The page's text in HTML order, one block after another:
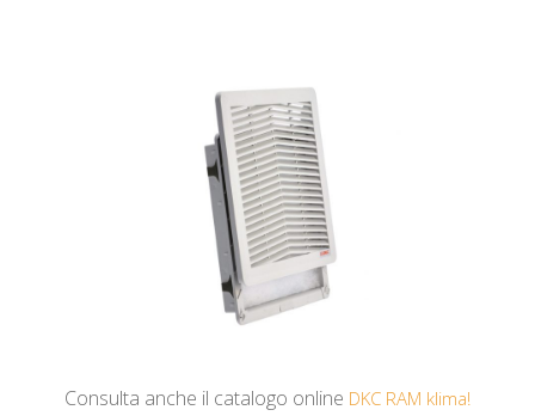
Consulta anche il catalogo online DKC RAM klima!